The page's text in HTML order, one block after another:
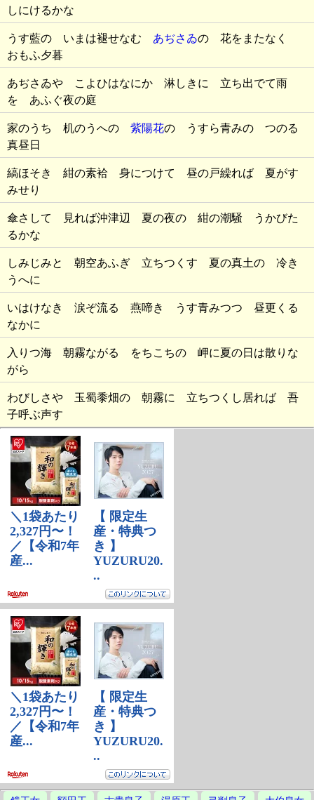
しにけるかな
うす藍の いまは褪せなむ あぢさゐの 花をまたなく
おもふ夕暮
あぢさゐや こよひはなにか 淋しきに 立ち出でて雨
を あふぐ夜の庭
家のうち 机のうへの 紫陽花の うすら青みの つのる
真昼日
縞ほそき 紺の素袷 身につけて 昼の戸繰れば 夏がす
みせり
傘さして 見れば沖津辺 夏の夜の 紺の潮騒 うかびた
るかな
しみじみと 朝空あふぎ 立ちつくす 夏の真土の 冷き
うへに
いはけなき 涙ぞ流る 燕啼き うす青みつつ 昼更くる
なかに
入りつ海 朝霧ながる をちこちの 岬に夏の日は散りな
がら
わびしさや 玉蜀黍畑の 朝霧に 立ちつくし居れば 吾
子呼ぶ声す